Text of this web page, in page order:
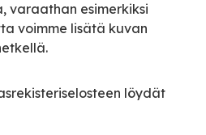
varaathan esimerkiksi
voimme lisätä kuvan
löydät